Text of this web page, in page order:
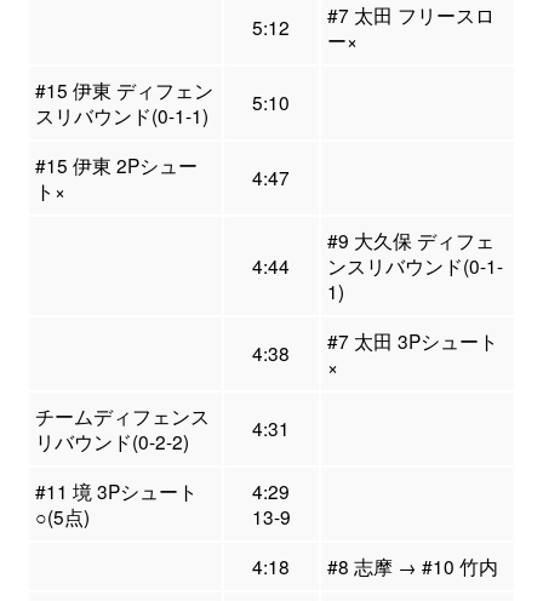
5:12
#7 太田 フリースロ
ー×
#15 伊東 ディフェン
スリバウンド(0-1-1)
5:10
#15 伊東 2Pシュー
ト×
4:47
4:44
#9 大久保 ディフェ
ンスリバウンド(0-1-
1)
4:38
#7 太田 3Pシュート
×
チームディフェンス
リバウンド(0-2-2)
4:31
#11 境 3Pシュート
○(5点)
4:29
13-9
4:18
#8 志摩 → #10 竹内